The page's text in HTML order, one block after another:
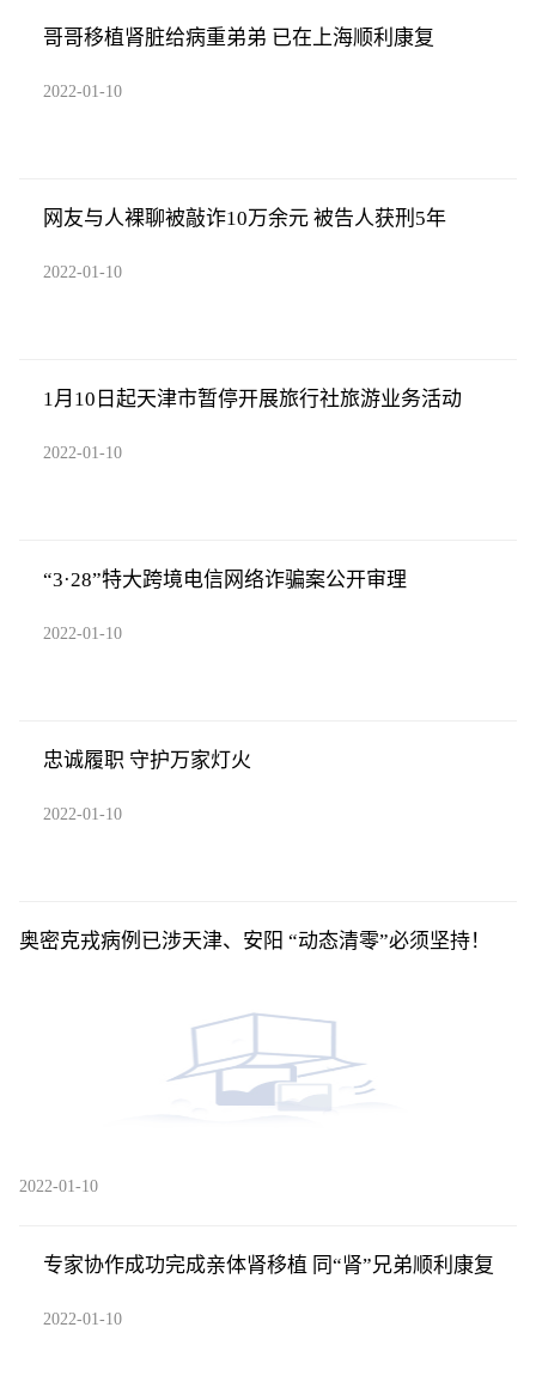
哥哥移植肾脏给病重弟弟 已在上海顺利康复
2022-01-10
网友与人裸聊被敲诈10万余元 被告人获刑5年
2022-01-10
1月10日起天津市暂停开展旅行社旅游业务活动
2022-01-10
“3·28”特大跨境电信网络诈骗案公开审理
2022-01-10
忠诚履职 守护万家灯火
2022-01-10
奥密克戎病例已涉天津、安阳 “动态清零”必须坚持！
2022-01-10
专家协作成功完成亲体肾移植 同“肾”兄弟顺利康复
2022-01-10